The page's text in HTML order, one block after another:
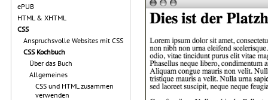
ePUB
HTML & XHTML
CSS
Anspruchsvolle Websites mit CSS
CSS Kochbuch
Über das Buch
Allgemeines
CSS und HTML zusammen
verwenden